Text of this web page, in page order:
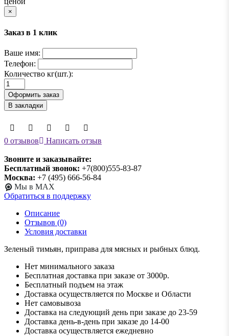
×
Заказ в 1 клик
Ваше имя:
Телефон:
Количество кг(шт.):
Оформить заказ
В закладки
0 отзывов Написать отзыв
Звоните и заказывайте:
Бесплатный звонок: +7(800)555-83-87
Москва: +7 (495) 666-56-84
Мы в MAX
Обратиться в поддержку
Описание
Отзывов (0)
Условия доставки
Зеленый тимьян, приправа для мясных и рыбных блюд.
Нет минимального заказа
Бесплатная доставка при заказе от 3000р.
Бесплатный подъем на этаж
Доставка осуществляется по Москве и Области
Нет самовывоза
Доставка на следующий день при заказе до 23-59
Доставка день-в-день при заказе до 14-00
Доставка осуществляется ежедневно